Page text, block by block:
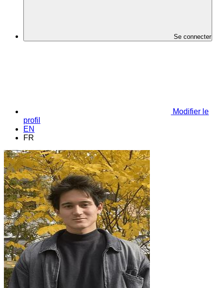
Se connecter
Modifier le
profil
EN
FR